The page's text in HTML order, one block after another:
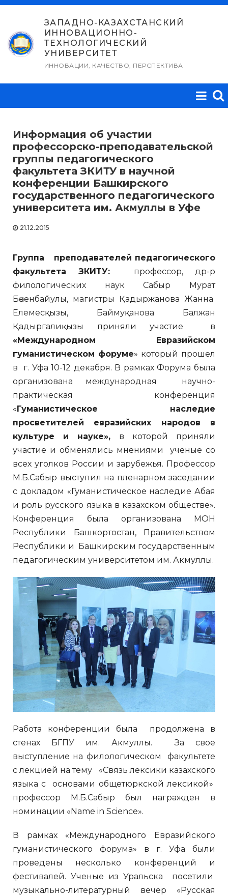
Перейти
содержимому
ЗАПАДНО-КАЗАХСТАНСКИЙ
ИННОВАЦИОННО-
ТЕХНОЛОГИЧЕСКИЙ
УНИВЕРСИТЕТ
ИННОВАЦИИ, КАЧЕСТВО, ПЕРСПЕКТИВА
Информация об участии
профессорско-преподавательской
группы педагогического
факультета ЗКИТУ в научной
конференции Башкирского
государственного педагогического
университета им. Акмуллы в Уфе
21.12.2015
Группа преподавателей педагогического
факультета ЗКИТУ: профессор, др-р
филологических наук Сабыр Мурат
Бөкенбайулы, магистры Қадыржанова Жанна
Елемесқызы, Баймуқанова Балжан
Қадыргалиқызы приняли участие в
«Международном Евразийском
гуманистическом форуме» который прошел
в г. Уфа 10-12 декабря. В рамках Форума была
организована международная научно-
практическая конференция
«Гуманистическое наследие
просветителей евразийских народов в
культуре и науке», в которой приняли
участие и обменялись мнениями ученые со
всех уголков России и зарубежья. Профессор
М.Б.Сабыр выступил на пленарном заседании
с докладом «Гуманистическое наследие Абая
и роль русского языка в казахском обществе».
Конференция была организована МОН
Республики Башкортостан, Правительством
Республики и Башкирским государственным
педагогическим университетом им. Акмуллы.
Работа конференции была продолжена в
стенах БГПУ им. Акмуллы. За свое
выступление на филологическом факультете
с лекцией на тему «Связь лексики казахского
языка с основами общетюркской лексикой»
профессор М.Б.Сабыр был награжден в
номинации «Name in Science».
В рамках «Международного Евразийского
гуманистического форума» в г. Уфа были
проведены несколько конференций и
фестивалей. Ученые из Уральска посетили
музыкально-литературный вечер «Русская